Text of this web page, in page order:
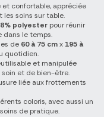
confortable, appréciée
soins sur table.
polyester pour réunir
dans le temps.
de 60 à 75 cmx 195 à
quotidien.
et manipulée
et de bien-être.
liée aux frottements
coloris, avec aussi un
de pratique.